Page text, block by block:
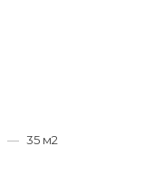
— 35 м2